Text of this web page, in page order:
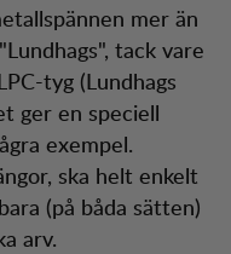
mer än
tack vare
tyg (Lundhags
ger en speciell
exempel.
ska helt enkelt
(på båda sätten)
arv.